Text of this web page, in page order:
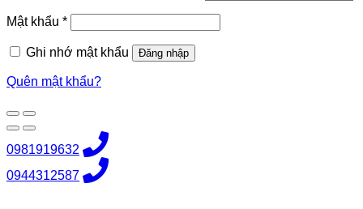
buộc
Mật khẩu *Bắt
buộc
Ghi nhớ mật khẩu
Đăng nhập
Quên mật khẩu?
0981919632
0944312587